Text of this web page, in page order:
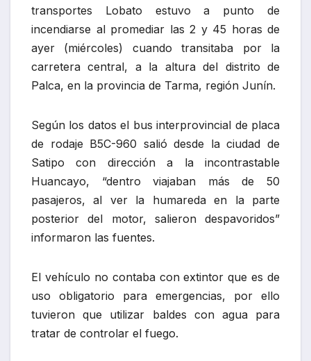
transportes Lobato estuvo a punto de
incendiarse al promediar las 2 y 45 horas de
ayer (miércoles) cuando transitaba por la
carretera central, a la altura del distrito de
Palca, en la provincia de Tarma, región Junín.
Según los datos el bus interprovincial de placa
de rodaje B5C-960 salió desde la ciudad de
Satipo con dirección a la incontrastable
Huancayo, “dentro viajaban más de 50
pasajeros, al ver la humareda en la parte
posterior del motor, salieron despavoridos”
informaron las fuentes.
El vehículo no contaba con extintor que es de
uso obligatorio para emergencias, por ello
tuvieron que utilizar baldes con agua para
tratar de controlar el fuego.